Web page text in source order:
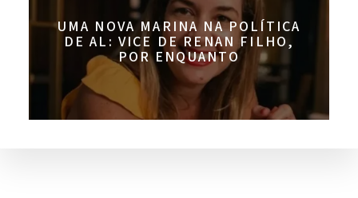
UMA NOVA MARINA NA POLÍTICA
DE AL: VICE DE RENAN FILHO,
POR ENQUANTO